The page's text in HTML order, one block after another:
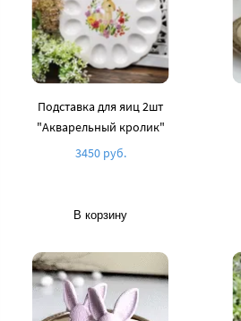
Подставка для яиц 2шт
"Акварельный кролик"
3450 руб.
В корзину